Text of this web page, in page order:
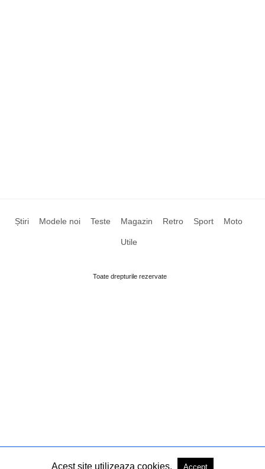
Știri Modele noi Teste Magazin Retro Sport Moto
Utile
Toate drepturile rezervate
Acest site utilizeaza cookies. Accept